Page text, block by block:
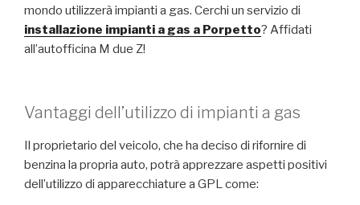
mondo utilizzerà impianti a gas. Cerchi un servizio di
installazione impianti a gas a Porpetto? Affidati
all’autofficina M due Z!
Vantaggi dell’utilizzo di impianti a gas
Il proprietario del veicolo, che ha deciso di rifornire di
benzina la propria auto, potrà apprezzare aspetti positivi
dell’utilizzo di apparecchiature a GPL come: